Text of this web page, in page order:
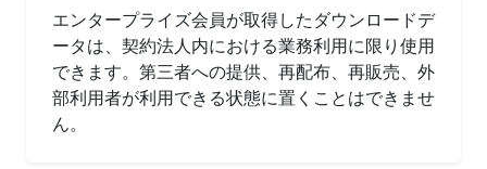
エンタープライズ会員が取得したダウンロードデ
ータは、契約法人内における業務利用に限り使用
できます。第三者への提供、再配布、再販売、外
部利用者が利用できる状態に置くことはできませ
ん。